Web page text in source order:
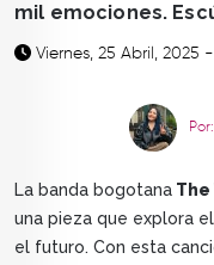
mil emociones.
Viernes, 25 Abril, 2025
La banda bogotana The
una pieza que explora
el futuro. Con esta